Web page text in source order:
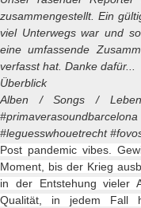
zusammengestellt. Ein
viel Unterwegs war und
eine umfassende
verfasst hat. Danke dafür...
Überblick
Alben / Songs /
#leguesswhouetrecht
Post pandemic vibes.
Moment, bis der Krieg
in der Entstehung vieler
Qualität, in jedem Fall